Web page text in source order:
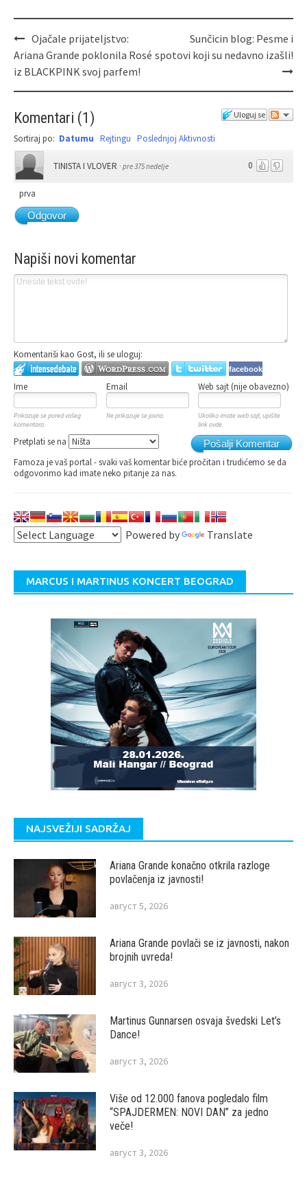
Ojačale prijateljstvo:
Ariana Grande poklonila Rosé
iz BLACKPINK svoj parfem!
Sunčicin blog: Pesme i
spotovi koji su nedavno izašli!
Uloguj se
Komentari (1 )
Sortiraj po: Datumu Rejtingu Poslednjoj Aktivnosti
0
TINISTA I VLOVER · pre 375 nedelje
prva
Odgovor
Napiši novi komentar
Komentariši kao Gost, ili se uloguj:
facebook
Ime Email Web sajt (nije obavezno)
Prikazuje se pored vašeg
komentara.
Ne prikazuje se javno.
Ukoliko imate web sajt, upišite
link ovde.
Pošalji Komentar
Pretplati se na
Famoza je vaš portal - svaki vaš komentar biće pročitan i trudićemo se da
odgovorimo kad imate neko pitanje za nas.
Powered by Translate
MARCUS I MARTINUS KONCERT BEOGRAD
NAJSVEŽIJI SADRŽAJ
Ariana Grande konačno otkrila razloge
povlačenja iz javnosti!
август 5, 2026
Ariana Grande povlači se iz javnosti, nakon
brojnih uvreda!
август 3, 2026
Martinus Gunnarsen osvaja švedski Let’s
Dance!
август 3, 2026
Više od 12.000 fanova pogledalo film
“SPAJDERMEN: NOVI DAN” za jedno
veče!
август 3, 2026